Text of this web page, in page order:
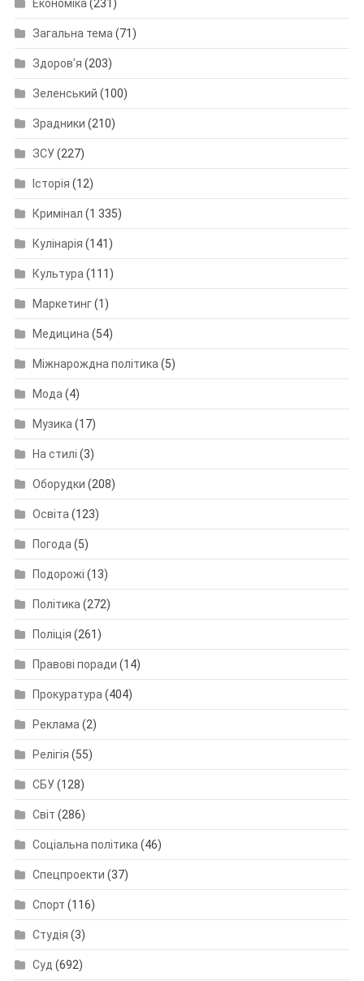
Економіка(231)
Загальна тема(71)
Здоров'я (203)
Зеленський (100)
Зрадники (210)
ЗСУ(227)
Історія (12)
Кримінал (1 335)
Кулінарія (141)
Культура(111)
Маркетинг(1)
Медицина(54)
Міжнарождна політика(5)
Мода(4)
Музика(17)
На стилі (3)
Оборудки (208)
Освіта(123)
Погода(5)
Подорожі (13)
Політика(272)
Поліція (261)
Правові поради (14)
Прокуратура(404)
Реклама(2)
Релігія (55)
СБУ(128)
Світ (286)
Соціальна політика(46)
Спецпроекти (37)
Спорт (116)
Студія (3)
Суд (692)